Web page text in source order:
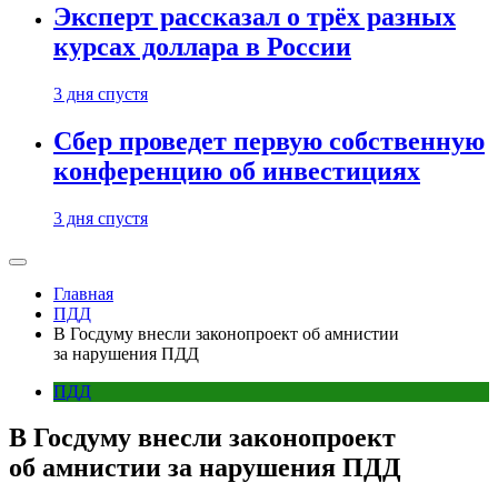
Эксперт рассказал о трёх разных
курсах доллара в России
3 дня спустя
Сбер проведет первую собственную
конференцию об инвестициях
3 дня спустя
Главная
ПДД
В Госдуму внесли законопроект об амнистии
за нарушения ПДД
ПДД
В Госдуму внесли законопроект
об амнистии за нарушения ПДД